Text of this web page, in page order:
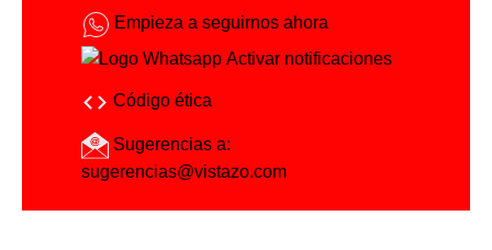
Empieza a seguirnos ahora
Activar notificaciones
Código ética
Sugerencias a:
sugerencias@vistazo.com